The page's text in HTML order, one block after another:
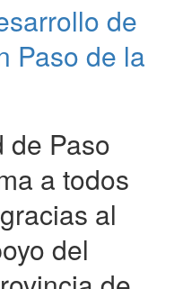
de
Paso de la
de Paso
a todos
al
del